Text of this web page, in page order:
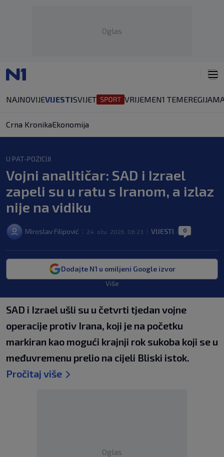
Oglas
NAJNOVIJEVIJESTISVIJET VRIJEMEN1 TEMEREGIJA
Crna KronikaEkonomija
U PAT-POZICIJI
Vojni analitičar: SAD i Izrael
zapeli su u ratu s Iranom, a izlaz
nije na vidiku
Miroslav Filipović 24. ožu. 2026. 06:23 VIJESTI 0
Dodajte N1 u omiljeni Google izvor
Više
SAD i Izrael ušli su u četvrti tjedan vojne
operacije protiv Irana, koji je na početku
markiran kao mogući krajnji rok sukoba koji se u
međuvremenu prelio na cijeli Bliski istok.
Pročitaj više
Oglas